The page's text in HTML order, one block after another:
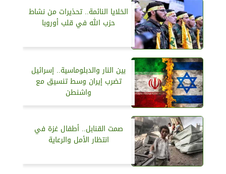
الخلايا النائمة.. تحذيرات من نشاط
حزب الله في قلب أوروبا
بين النار والدبلوماسية.. إسرائيل
تضرب إيران وسط تنسيق مع
واشنطن
صمت القنابل.. أطفال غزة في
انتظار الأمل والرعاية